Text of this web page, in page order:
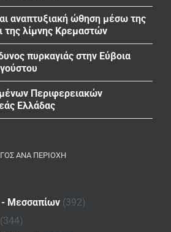
αναπτυξιακή ώθηση μέσω της
λίμνης Κρεμαστών
πυρκαγιάς στην Εύβοια
Περιφερειακών
Ελλάδας
ΑΝΆ ΠΕΡΙΟΧΉ
Μεσσαπίων (392)
(344)